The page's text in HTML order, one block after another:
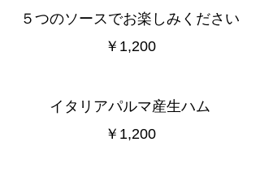
５つのソースでお楽しみください
￥1,200
イタリアパルマ産生ハム
￥1,200